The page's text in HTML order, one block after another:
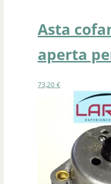
Asta
aperta
73,20 €